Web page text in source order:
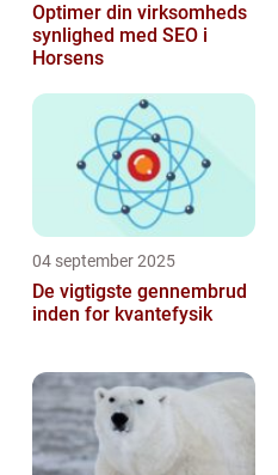
Optimer din virksomheds
synlighed med SEO i
Horsens
04 september 2025
De vigtigste gennembrud
inden for kvantefysik